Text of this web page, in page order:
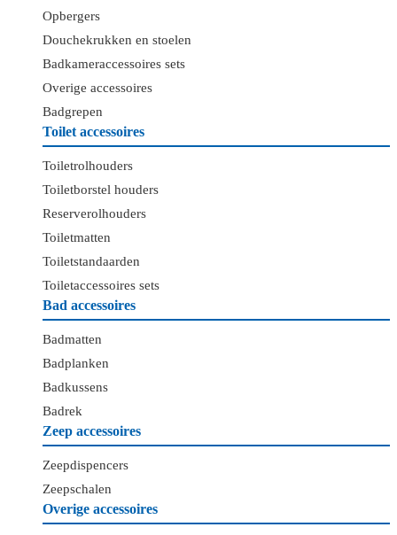
Opbergers
Douchekrukken en stoelen
Badkameraccessoires sets
Overige accessoires
Badgrepen
Toilet accessoires
Toiletrolhouders
Toiletborstel houders
Reserverolhouders
Toiletmatten
Toiletstandaarden
Toiletaccessoires sets
Bad accessoires
Badmatten
Badplanken
Badkussens
Badrek
Zeep accessoires
Zeepdispencers
Zeepschalen
Overige accessoires